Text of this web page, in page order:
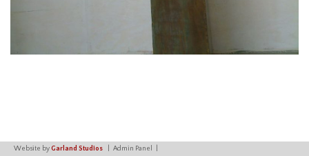
Website byGarland Studios Admin Panel